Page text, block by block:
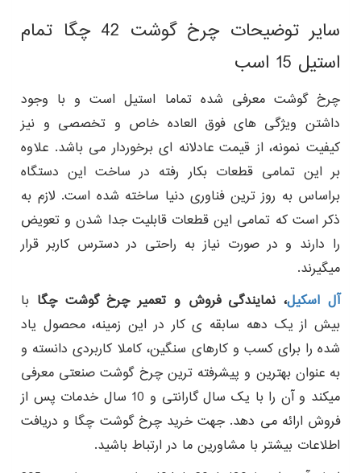
سایر توضیحات چرخ گوشت 42 چگا تمام
استیل 15 اسب
چرخ گوشت معرفی شده تماما استیل است و با وجود
داشتن ویژگی های فوق العاده خاص و تخصصی و نیز
کیفیت نمونه، از قیمت عادلانه ای برخوردار می باشد. علاوه
بر این تمامی قطعات بکار رفته در ساخت این دستگاه
براساس به روز ترین فناوری دنیا ساخته شده است. لازم به
ذکر است که تمامی این قطعات قابلیت جدا شدن و تعویض
را دارند و در صورت نیاز به راحتی در دسترس کاربر قرار
میگیرند.
آل اسکیل، نمایندگی فروش و تعمیر چرخ گوشت چگا با
بیش از یک دهه سابقه ی کار در این زمینه، محصول یاد
شده را برای کسب و کارهای سنگین، کاملا کاربردی دانسته و
به عنوان بهترین و پیشرفته ترین چرخ گوشت صنعتی معرفی
میکند و آن را با یک سال گارانتی و 10 سال خدمات پس از
فروش ارائه می دهد. جهت خرید چرخ گوشت چگا و دریافت
اطلاعات بیشتر با مشاورین ما در ارتباط باشید.